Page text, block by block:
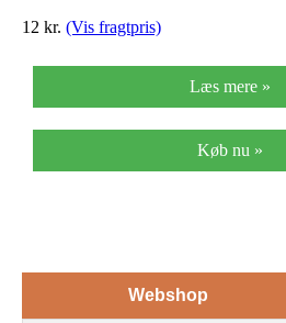
12 kr. (Vis fragtpris)
Læs mere »
Køb nu »
Webshop